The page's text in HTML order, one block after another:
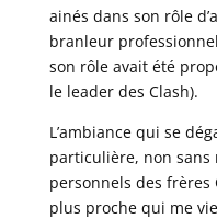
ainés dans son rôle
branleur
son rôle avait été
le leader des Clash).
L’ambiance qui se
particulière, non
personnels des frères
plus proche qui me